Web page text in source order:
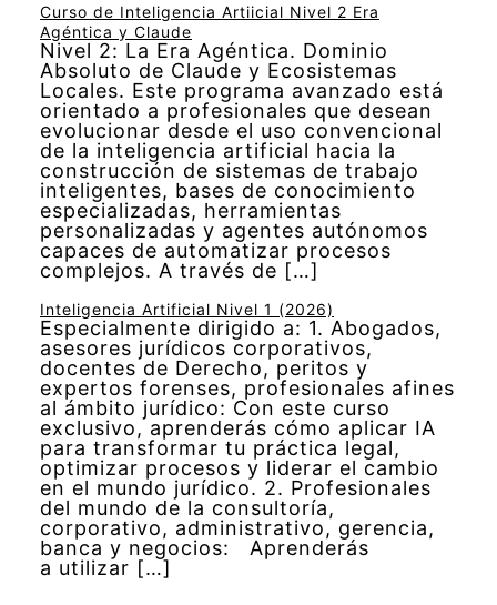
Curso de Inteligencia Artiicial Nivel 2 Era
Agéntica y Claude
Nivel 2: La Era Agéntica. Dominio
Absoluto de Claude y Ecosistemas
Locales. Este programa avanzado está
orientado a profesionales que desean
evolucionar desde el uso convencional
de la inteligencia artificial hacia la
construcción de sistemas de trabajo
inteligentes, bases de conocimiento
especializadas, herramientas
personalizadas y agentes autónomos
capaces de automatizar procesos
complejos. A través de […]
Inteligencia Artificial Nivel 1 (2026)
Especialmente dirigido a: 1. Abogados,
asesores jurídicos corporativos,
docentes de Derecho, peritos y
expertos forenses, profesionales afines
al ámbito jurídico: Con este curso
exclusivo, aprenderás cómo aplicar IA
para transformar tu práctica legal,
optimizar procesos y liderar el cambio
en el mundo jurídico. 2. Profesionales
del mundo de la consultoría,
corporativo, administrativo, gerencia,
banca y negocios: Aprenderás
a utilizar […]